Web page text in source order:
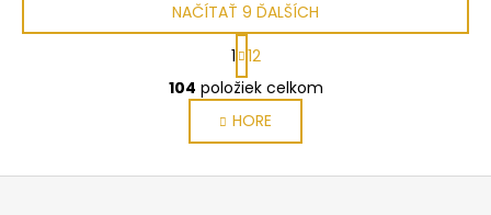
O
v
l
á
d
NAČÍTAŤ 9 ĎALŠÍCH
S
t
r
á
n
k
o
1 12
104 položiek celkom
HORE